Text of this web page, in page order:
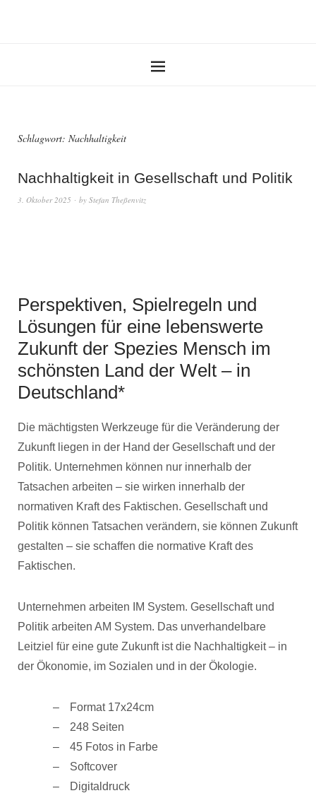
Schlagwort: Nachhaltigkeit
Nachhaltigkeit in Gesellschaft und Politik
3. Oktober 2025 by Stefan Theßenvitz
Perspektiven, Spielregeln und
Lösungen für eine lebenswerte
Zukunft der Spezies Mensch im
schönsten Land der Welt – in
Deutschland*
Die mächtigsten Werkzeuge für die Veränderung der
Zukunft liegen in der Hand der Gesellschaft und der
Politik. Unternehmen können nur innerhalb der
Tatsachen arbeiten – sie wirken innerhalb der
normativen Kraft des Faktischen. Gesellschaft und
Politik können Tatsachen verändern, sie können Zukunft
gestalten – sie schaffen die normative Kraft des
Faktischen.
Unternehmen arbeiten IM System. Gesellschaft und
Politik arbeiten AM System. Das unverhandelbare
Leitziel für eine gute Zukunft ist die Nachhaltigkeit – in
der Ökonomie, im Sozialen und in der Ökologie.
Format 17x24cm
248 Seiten
45 Fotos in Farbe
Softcover
Digitaldruck